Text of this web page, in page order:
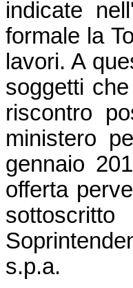
indicate
formale la
lavori. A
soggetti
riscontro
ministero
gennaio
offerta
s.p.a.